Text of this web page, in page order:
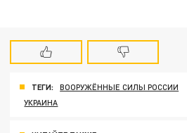
ТЕГИ: ВООРУЖЁННЫЕ СИЛЫ РОССИИ
УКРАИНА